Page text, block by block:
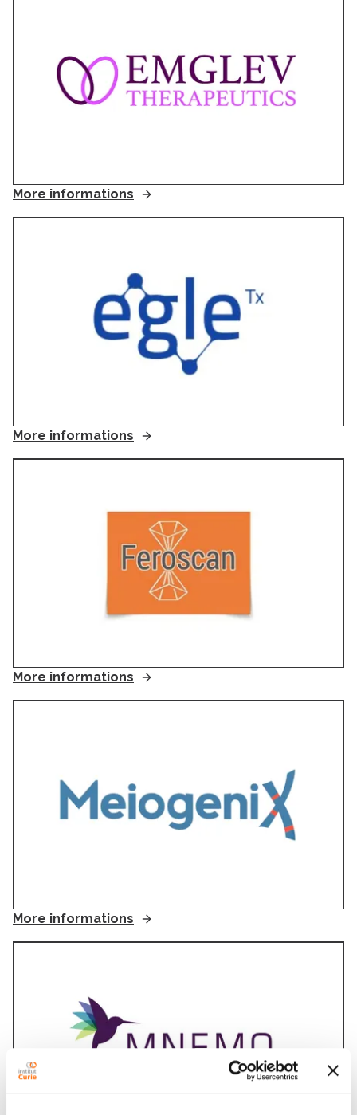
More informations
More informations
More informations
More informations